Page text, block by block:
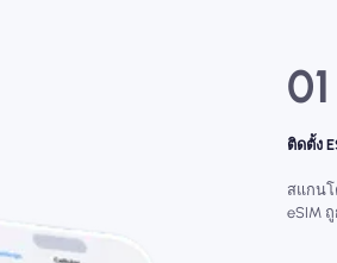
01
ติดตั้ง
สแกนโ
eSIM